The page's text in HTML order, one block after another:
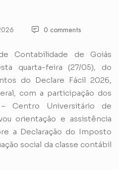
0 comments
Contabilidade de Goiás
quarta-feira (27/05), do
do Declare Fácil 2026,
com a participação dos
Centro Universitário de
orientação e assistência
a Declaração do Imposto
social da classe contábil